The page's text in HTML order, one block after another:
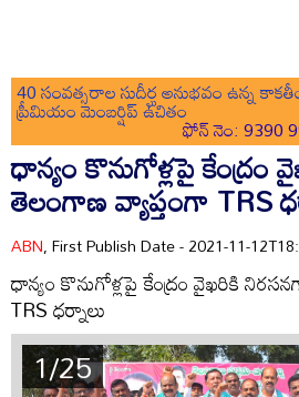
40 సంవత్సరాల సుదీర్ఘ అనుభవం ఉన్న
ప్రీమియం మెంబర్షిప్ ఉచితం
ఫోన్ నెం: 9390
ధాన్యం కొనుగోళ్లపై కేంద్రం
తెలంగాణ వ్యాప్తంగా TRS
ABN, First Publish Date - 2021-11-
ధాన్యం కొనుగోళ్లపై కేంద్రం వైఖరికి
TRS ధర్నాలు
1/25